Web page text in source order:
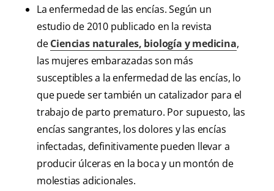
La enfermedad de las encías. Según un
estudio de 2010 publicado en la revista
deCiencias naturales, biología y medicina,
las mujeres embarazadas son más
susceptibles a la enfermedad de las encías, lo
que puede ser también un catalizador para el
trabajo de parto prematuro. Por supuesto, las
encías sangrantes, los dolores y las encías
infectadas, definitivamente pueden llevar a
producir úlceras en la boca y un montón de
molestias adicionales.